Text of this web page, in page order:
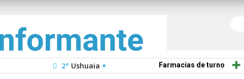
2° Ushuaia + Farmacias de turno